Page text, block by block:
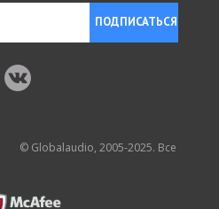
ПОДПИСАТЬСЯ
© Globalaudio, 2005-2025. Все